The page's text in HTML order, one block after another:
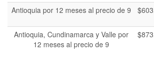
Antioquia por 12 meses al precio de 9
Antioquia, Cundinamarca y Valle por
12 meses al precio de 9